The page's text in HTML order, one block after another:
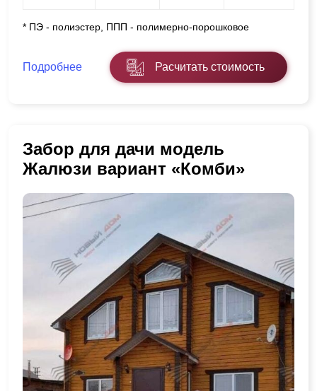
* ПЭ - полиэстер, ППП - полимерно-порошковое
Подробнее Расчитать стоимость
Забор для дачи модель
Жалюзи вариант «Комби»